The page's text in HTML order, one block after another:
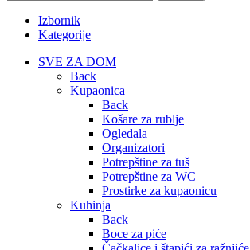
Izbornik
Kategorije
SVE ZA DOM
Back
Kupaonica
Back
Košare za rublje
Ogledala
Organizatori
Potrepštine za tuš
Potrepštine za WC
Prostirke za kupaonicu
Kuhinja
Back
Boce za piće